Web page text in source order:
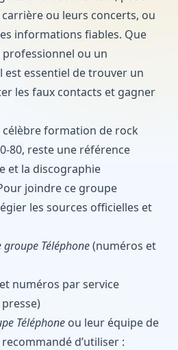
ou leurs concerts, ou
informations fiables. Que
ou un
essentiel de trouver un
les faux contacts et gagner
célèbre formation de rock
80, reste une référence
et la discographie
joindre ce groupe
les sources officielles et
groupe Téléphone(numéros et
numéros par service
presse)
Téléphone ou leur équipe de
d’utiliser :